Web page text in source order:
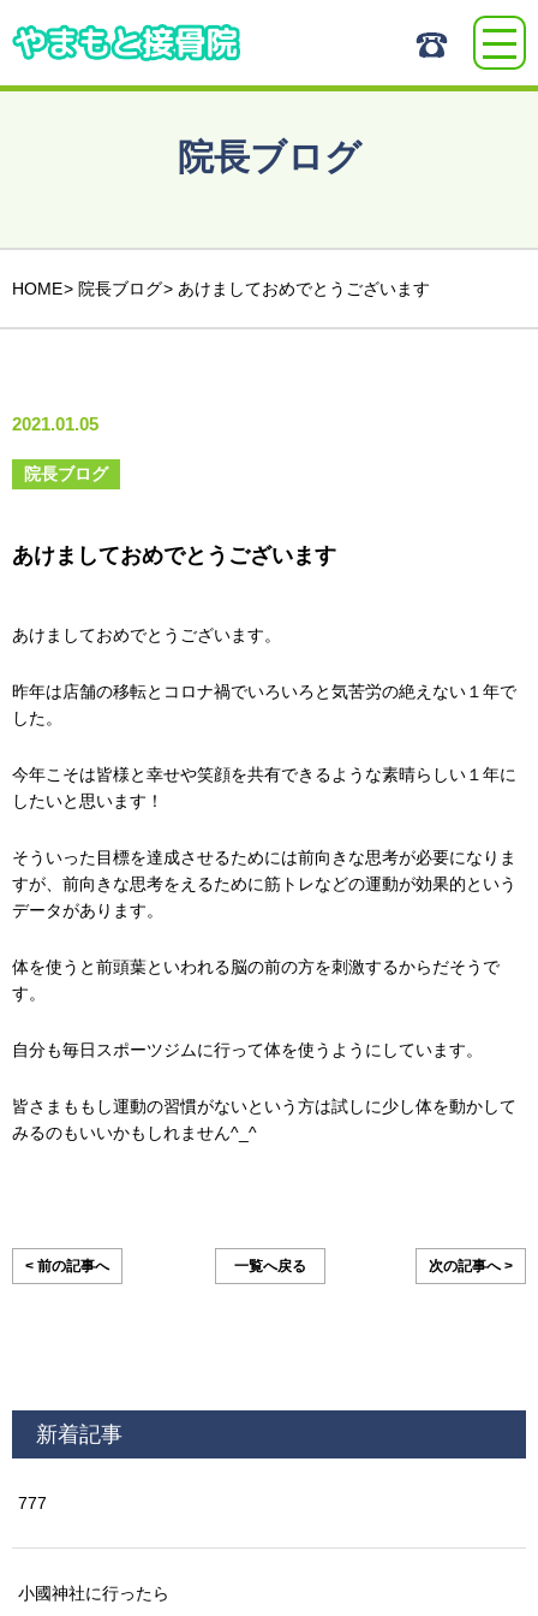
院長ブログ
HOME 院長ブログ あけましておめでとうございます
2021.01.05
院長ブログ
あけましておめでとうございます
あけましておめでとうございます。
昨年は店舗の移転とコロナ禍でいろいろと気苦労の絶えない１年で
した。
今年こそは皆様と幸せや笑顔を共有できるような素晴らしい１年に
したいと思います！
そういった目標を達成させるためには前向きな思考が必要になりま
すが、前向きな思考をえるために筋トレなどの運動が効果的という
データがあります。
体を使うと前頭葉といわれる脳の前の方を刺激するからだそうで
す。
自分も毎日スポーツジムに行って体を使うようにしています。
皆さまももし運動の習慣がないという方は試しに少し体を動かして
みるのもいいかもしれません^_^
< 前の記事へ 一覧へ戻る 次の記事へ >
新着記事
777
小國神社に行ったら